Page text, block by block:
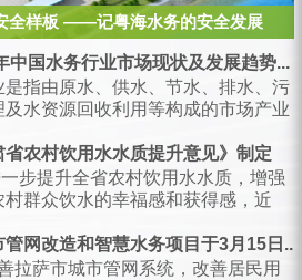
全样板 ——记粤海水务的安全发展
中国水务行业市场现状及发展趋势...
是指由原水、供水、节水、排水、污
及水资源回收利用等构成的市场产业
...省农村饮用水水质提升意见》制定
步提升全省农村饮用水水质，增强
村群众饮水的幸福感和获得感，近
管网改造和智慧水务项目于3月15日...
拉萨市城市管网系统，改善居民用